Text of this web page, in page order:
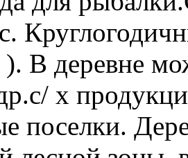
В деревне
х
поселки.